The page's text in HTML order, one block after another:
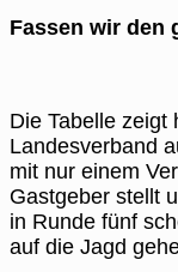
Fassen wir den
Die Tabelle zeigt
Landesverband
mit nur einem
Gastgeber stellt
in Runde fünf
auf die Jagd